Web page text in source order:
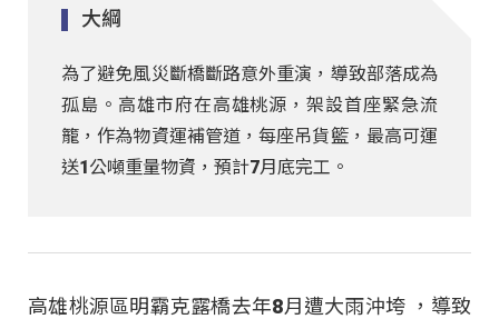
大綱
為了避免風災斷橋斷路意外重演，導致部落成為
孤島。高雄市府在高雄桃源，架設首座緊急流
籠，作為物資運補管道，每座吊貨籃，最高可運
送1公噸重量物資，預計7月底完工。
高雄桃源區明霸克露橋去年8月遭大雨沖垮 ，導致